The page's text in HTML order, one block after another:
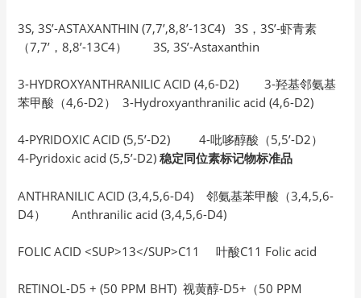
3S, 3S’-ASTAXANTHIN (7,7’,8,8’-13C4) 3S，3S’-虾青素
（7,7’，8,8’-13C4） 3S, 3S’-Astaxanthin
3-HYDROXYANTHRANILIC ACID (4,6-D2) 3-羟基邻氨基
苯甲酸（4,6-D2） 3-Hydroxyanthranilic acid (4,6-D2)
4-PYRIDOXIC ACID (5,5’-D2) 4-吡哆醇酸（5,5’-D2）
4-Pyridoxic acid (5,5’-D2)稳定同位素标记物标准品
ANTHRANILIC ACID (3,4,5,6-D4) 邻氨基苯甲酸（3,4,5,6-
D4） Anthranilic acid (3,4,5,6-D4)
FOLIC ACID <SUP>13</SUP>C11 叶酸C11 Folic acid
RETINOL-D5 + (50 PPM BHT) 视黄醇-D5+（50 PPM